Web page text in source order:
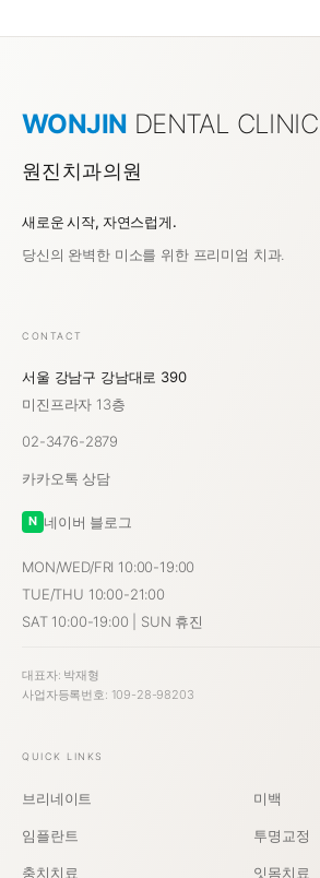
WONJIN DENTAL CLINIC
원진치과의원
새로운 시작, 자연스럽게.
당신의 완벽한 미소를 위한 프리미엄 치과.
CONTACT
서울 강남구 강남대로 390
미진프라자 13층
02-3476-2879
카카오톡 상담
N 네이버 블로그
MON/WED/FRI 10:00-19:00
TUE/THU 10:00-21:00
SAT 10:00-19:00 | SUN 휴진
대표자: 박재형
사업자등록번호: 109-28-98203
QUICK LINKS
브리네이트 미백
임플란트 투명교정
충치치료 잇몸치료